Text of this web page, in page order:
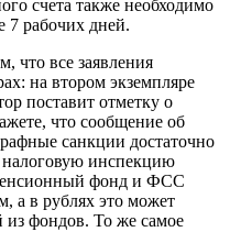
счета также необходимо
7 рабочих дней.
что все заявления
на втором экземпляре
поставит отметку о
что сообщение об
санкции достаточно
инспекцию
фонд и ФСС
а в рублях это может
из фондов. То же самое